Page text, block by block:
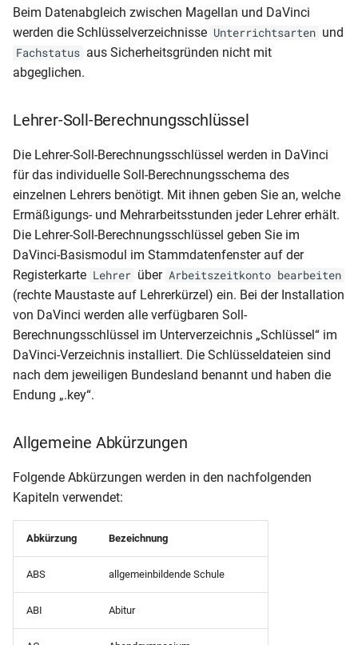
Klasse und vorauss Ende
zweifach)
Schulbescheinigung
(Überweisung)
Schulbescheinigung BBS
Zugang-Abgang der
Schulbescheinigung für
Vergangenheit
Schulbescheinigung
Schullastenausgleich
Schulzeitenbescheinigung
Schüler (Anzahl Schüler je
Klassenliste
Berufsschulmatrix BS-BER
mit Meldungen (inkl.
Klassenliste
Berufsschulmatrix BS-BER
mit Meldungen
Klassenliste
Berufsschulmatrix mit
Meldungen (4-jährig)
Berufsschulmatrix mit
Meldungen (inkl.
Ausgeschulten)
Klassenliste
Berufsschulmatrix mit
Betrieben und
Klassenliste Schüler mit
Betrieben und Mobiltelefon
Betrieben, Beruf und
Fächer)
Mandant (Schüler des
Mandant
(SchülerNachprüfung)
Mandant (Statistik
Abschlüsse)
Mandant (Wiederholerliste)
Offene Medienvorgänge
zum heutigen Tag)
mit Ausleihvorgängen)
Beim Datenabgleich zwischen Magellan und DaVinci
werden die Schlüsselverzeichnisse Unterrichtsarten und
Fachstatus aus Sicherheitsgründen nicht mit
abgeglichen.
Lehrer-Soll-Berechnungsschlüssel
Die Lehrer-Soll-Berechnungsschlüssel werden in DaVinci
für das individuelle Soll-Berechnungsschema des
einzelnen Lehrers benötigt. Mit ihnen geben Sie an, welche
Ermäßigungs- und Mehrarbeitsstunden jeder Lehrer erhält.
Die Lehrer-Soll-Berechnungsschlüssel geben Sie im
DaVinci-Basismodul im Stammdatenfenster auf der
Registerkarte Lehrer über Arbeitszeitkonto bearbeiten
(rechte Maustaste auf Lehrerkürzel) ein. Bei der Installation
von DaVinci werden alle verfügbaren Soll-
Berechnungsschlüssel im Unterverzeichnis „Schlüssel“ im
DaVinci-Verzeichnis installiert. Die Schlüsseldateien sind
nach dem jeweiligen Bundesland benannt und haben die
Endung „.key“.
Allgemeine Abkürzungen
Folgende Abkürzungen werden in den nachfolgenden
Kapiteln verwendet:
Abkürzung Bezeichnung
ABS allgemeinbildende Schule
ABI Abitur